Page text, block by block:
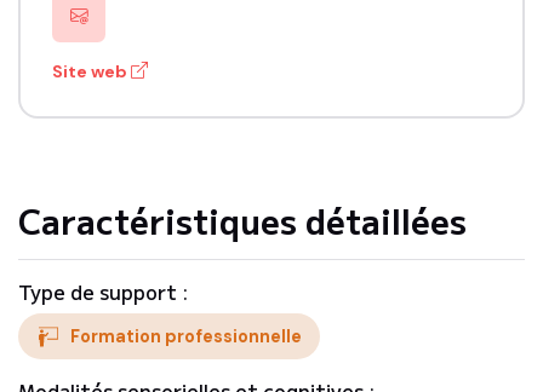
Prérequis
Avoir une expérience en EVARS
Objectifs
- Favoriser un cadre éducatif respectueux et bienveillant
- Créer et appliquer des outils pratiques pour prévenir
Site web
Caractéristiques détaillées
Type de support :
Formation professionnelle